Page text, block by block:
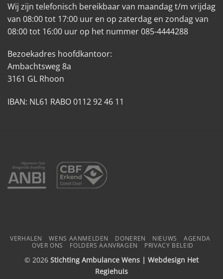
Wij zijn telefonisch bereikbaar van maandag t/m vrijdag
van 08:00 tot 17:00 uur en op zaterdag en zondag van
08:00 tot 16:00 uur op het nummer 085-4444288
Bezoekadres hoofdkantoor:
Ambachtsweg 8a
3161 GL Rhoon
IBAN: NL61 RABO 0112 92 46 11
VERHALEN WENS AANMELDEN DONEREN NIEUWS
AGENDA
OVER ONS
FOLDERS AANVRAGEN PRIVACY BELEID
© 2026 Stichting Ambulance Wens | Webdesign Het
Regiehuis